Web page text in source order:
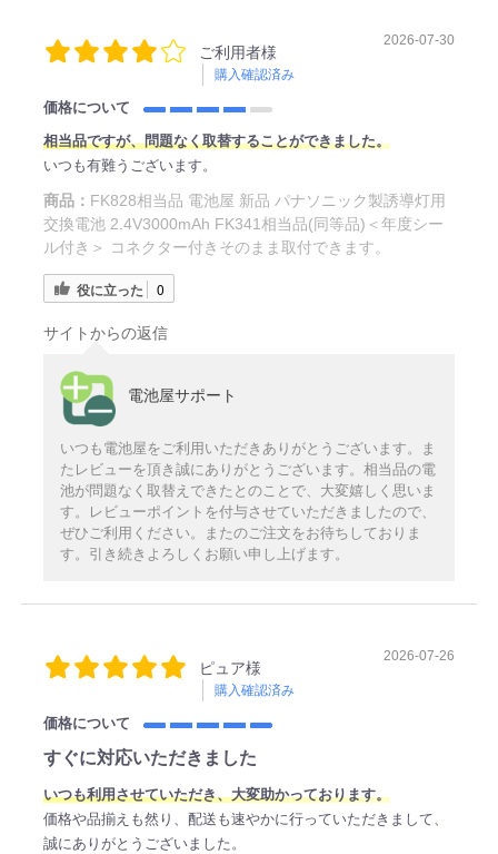
ご利用者様
購入確認済み
2026-07-30
価格について
相当品ですが、問題なく取替することができました。
いつも有難うございます。
商品： FK828相当品 電池屋 新品 パナソニック製誘導灯用
交換電池 2.4V3000mAh FK341相当品(同等品)＜年度シー
ル付き＞ コネクター付きそのまま取付できます。
役に立った 0
サイトからの返信
電池屋サポート
いつも電池屋をご利用いただきありがとうございます。ま
たレビューを頂き誠にありがとうございます。相当品の電
池が問題なく取替えできたとのことで、大変嬉しく思いま
す。レビューポイントを付与させていただきましたので、
ぜひご利用ください。またのご注文をお待ちしておりま
す。引き続きよろしくお願い申し上げます。
ピュア様
購入確認済み
2026-07-26
価格について
すぐに対応いただきました
いつも利用させていただき、大変助かっております。
価格や品揃えも然り、配送も速やかに行っていただきまして、
誠にありがとうございました。